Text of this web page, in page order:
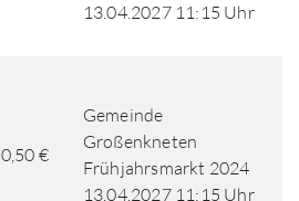
13.04.2027 11:15 Uhr
0,50 €
Gemeinde
Großenkneten
Frühjahrsmarkt 2024
13.04.2027 11:15 Uhr